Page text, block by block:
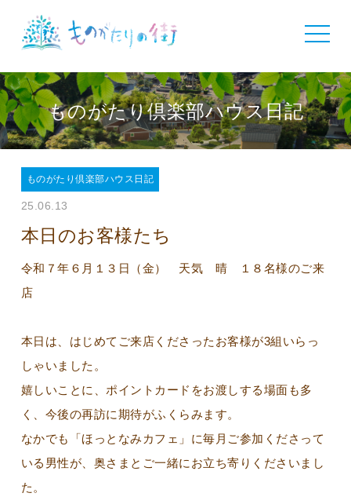
toggle
ものがたり倶楽部ハウス日記
ものがたり倶楽部ハウス日記
25.06.13
本日のお客様たち
令和７年６月１３日（金） 天気 晴 １８名様のご来
店
本日は、はじめてご来店くださったお客様が3組いらっ
しゃいました。
嬉しいことに、ポイントカードをお渡しする場面も多
く、今後の再訪に期待がふくらみます。
なかでも「ほっとなみカフェ」に毎月ご参加くださって
いる男性が、奥さまとご一緒にお立ち寄りくださいまし
た。